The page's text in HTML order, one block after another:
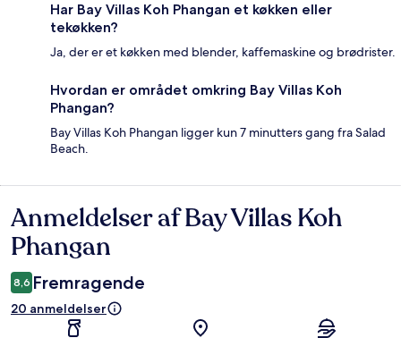
Har Bay Villas Koh Phangan et køkken eller
tekøkken?
Ja, der er et køkken med blender, kaffemaskine og brødrister.
Hvordan er området omkring Bay Villas Koh
Phangan?
Bay Villas Koh Phangan ligger kun 7 minutters gang fra Salad
Beach.
Anmeldelser
Anmeldelser af Bay Villas Koh
Phangan
8,6 Fremragende
20 anmeldelser